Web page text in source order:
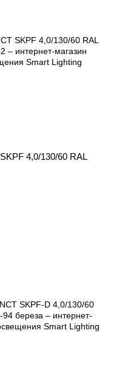
4,0/130/60 RAL